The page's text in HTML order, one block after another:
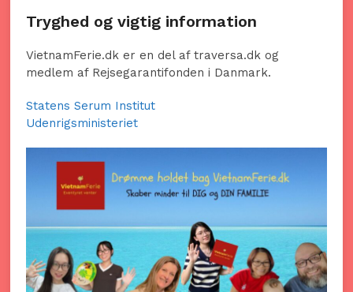
Tryghed og vigtig information
VietnamFerie.dk er en del af traversa.dk og
medlem af Rejsegarantifonden i Danmark.
Statens Serum Institut
Udenrigsministeriet